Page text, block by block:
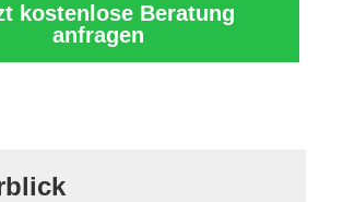
kostenlose Beratung
anfragen